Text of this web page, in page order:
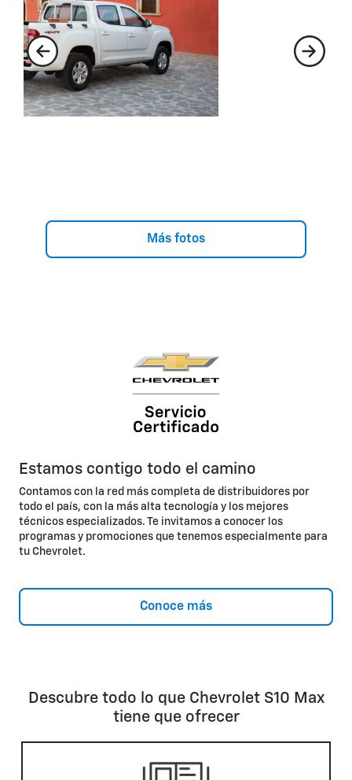
Más fotos
Estamos contigo todo el camino
Contamos con la red más completa de distribuidores por
todo el país, con la más alta tecnología y los mejores
técnicos especializados. Te invitamos a conocer los
programas y promociones que tenemos especialmente para
tu Chevrolet.
Conoce más
Descubre todo lo que Chevrolet S10 Max
tiene que ofrecer